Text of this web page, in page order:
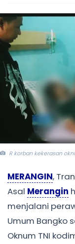
R korban kekerasan
MERANGIN,
Asal Merangin
menjalani
Umum Bangko
Oknum TNI